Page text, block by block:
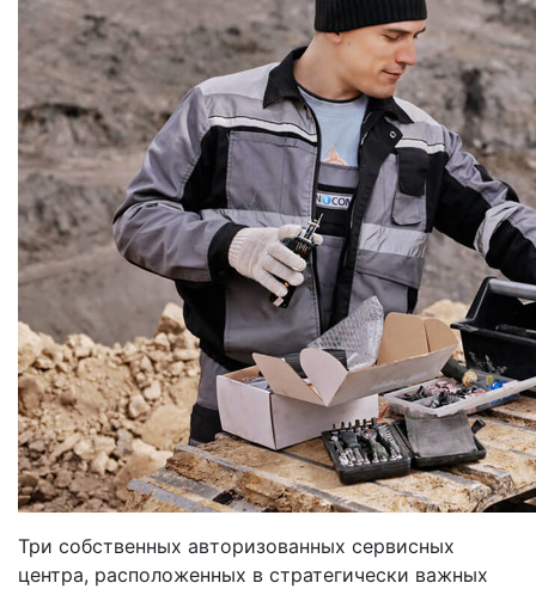
Три собственных авторизованных сервисных
центра, расположенных в стратегически важных